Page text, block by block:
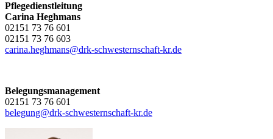
Pflegedienstleitung
Carina Heghmans
02151 73 76 601
02151 73 76 603
carina.heghmans@drk-schwesternschaft-kr.de
Belegungsmanagement
02151 73 76 601
belegung@drk-schwesternschaft-kr.de